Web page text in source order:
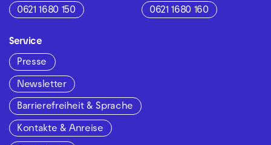
0621 1680 150 0621 1680 160
Service
Presse
Newsletter
Barrierefreiheit & Sprache
Kontakte & Anreise